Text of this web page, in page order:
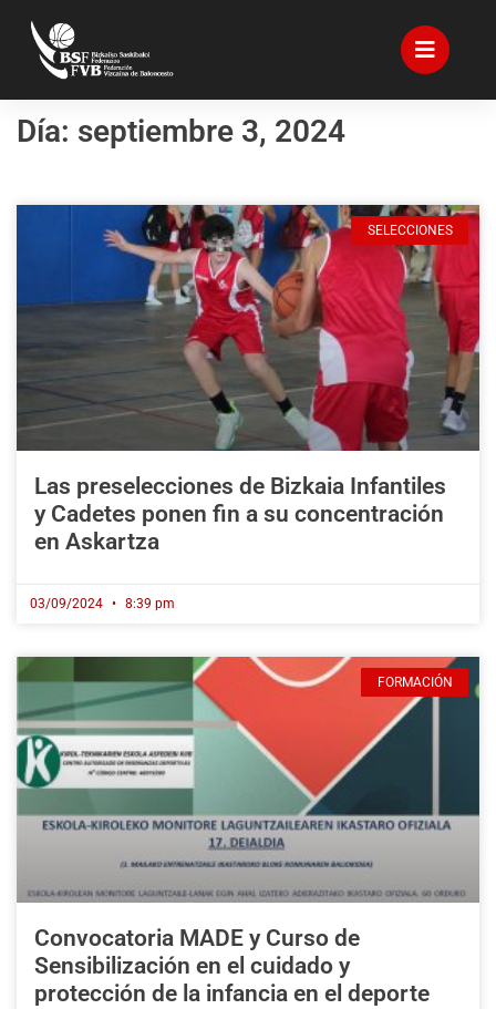
Día: septiembre 3, 2024
SELECCIONES
Las preselecciones de Bizkaia Infantiles
y Cadetes ponen fin a su concentración
en Askartza
03/09/2024 8:39 pm
FORMACIÓN
Convocatoria MADE y Curso de
Sensibilización en el cuidado y
protección de la infancia en el deporte